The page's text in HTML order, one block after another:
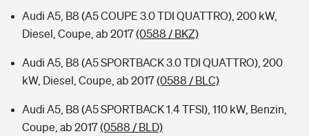
Audi A5, B8 (A5 COUPE 3.0 TDI QUATTRO), 200 kW,
Diesel, Coupe, ab 2017(0588 / BKZ)
Audi A5, B8 (A5 SPORTBACK 3.0 TDI QUATTRO), 200
kW, Diesel, Coupe, ab 2017(0588 / BLC)
Audi A5, B8 (A5 SPORTBACK 1.4 TFSI), 110 kW, Benzin,
Coupe, ab 2017(0588 / BLD)